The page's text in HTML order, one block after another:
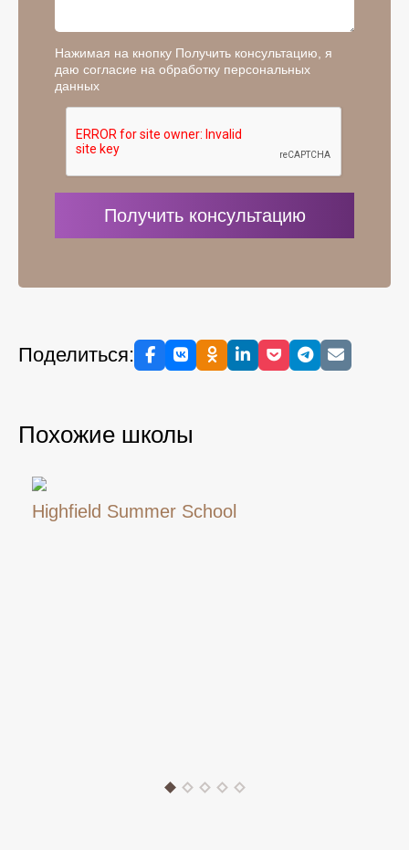
Нажимая на кнопку Получить консультацию, я
даю согласие на обработку персональных
данных
Поделиться:
Похожие школы
Highfield Summer School